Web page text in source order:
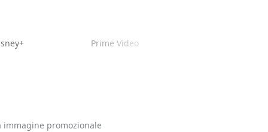
Prime Video
promozionale